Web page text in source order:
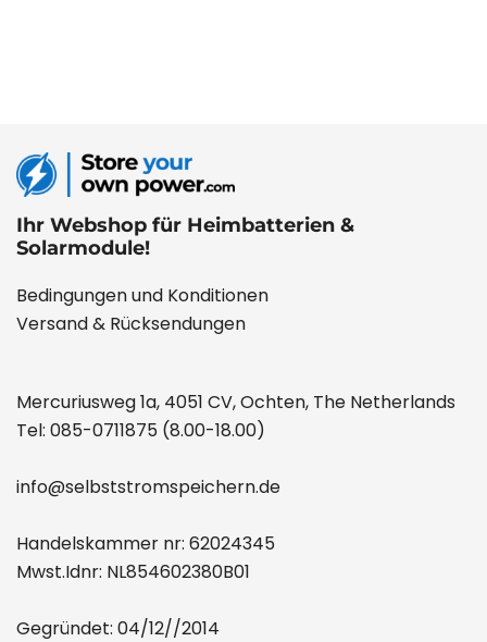
Ihr Webshop für Heimbatterien &
Solarmodule!
Bedingungen und Konditionen
Versand & Rücksendungen
Mercuriusweg 1a, 4051 CV, Ochten, The Netherlands
Tel: 085-0711875 (8.00-18.00)
info@selbststromspeichern.de
Handelskammer nr: 62024345
Mwst.Idnr: NL854602380B01
Gegründet: 04/12//2014